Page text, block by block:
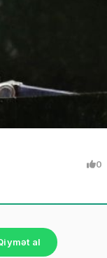
0
al